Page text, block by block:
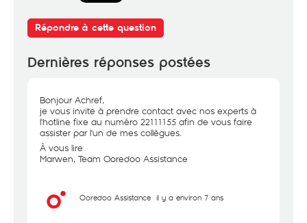
Répondre à cette question
Dernières réponses postées
Bonjour Achref,
je vous invite à prendre contact avec nos experts à
l'hotline fixe au numéro 22111155 afin de vous faire
assister par l'un de mes collègues.
À vous lire
Marwen, Team Ooredoo Assistance
Ooredoo Assistance il y a environ 7 ans